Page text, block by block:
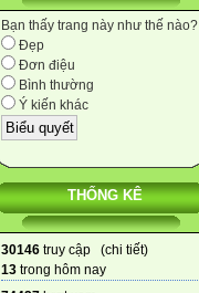
Bạn thấy trang này như thế nào?
Đẹp
Đơn điệu
Bình thường
Ý kiến khác
THỐNG KÊ
30146 truy cập (chi tiết)
13 trong hôm nay